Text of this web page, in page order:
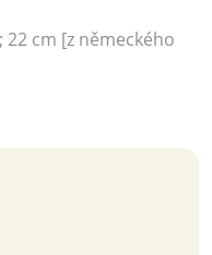
22 cm [z německého